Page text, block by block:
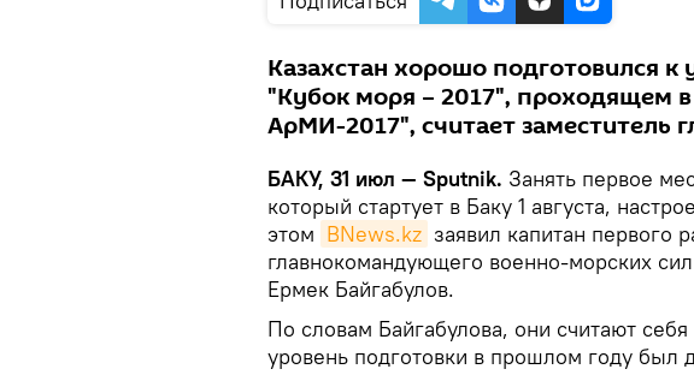
Казахстан хорошо подготовился к
"Кубок моря – 2017", проходящем
АрМИ-2017", считает заместитель
БАКУ, 31 июл — Sputnik. Занять первое
который стартует в Баку 1 августа,
этом BNews.kz заявил капитан первого
главнокомандующего военно-морских
Ермек Байгабулов.
По словам Байгабулова, они считают
уровень подготовки в прошлом году был